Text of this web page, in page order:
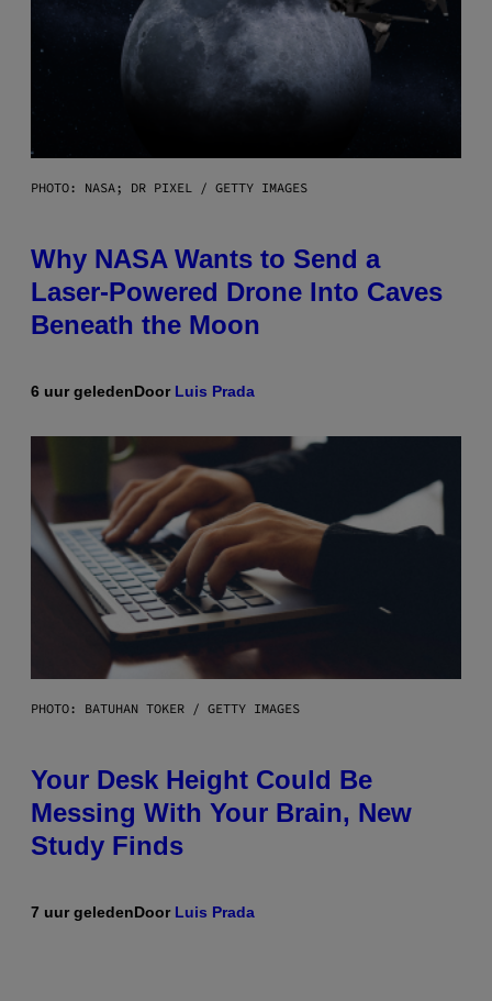
PHOTO: NASA; DR PIXEL / GETTY IMAGES
Why NASA Wants to Send a
Laser-Powered Drone Into Caves
Beneath the Moon
6 uur geledenDoor Luis Prada
PHOTO: BATUHAN TOKER / GETTY IMAGES
Your Desk Height Could Be
Messing With Your Brain, New
Study Finds
7 uur geledenDoor Luis Prada